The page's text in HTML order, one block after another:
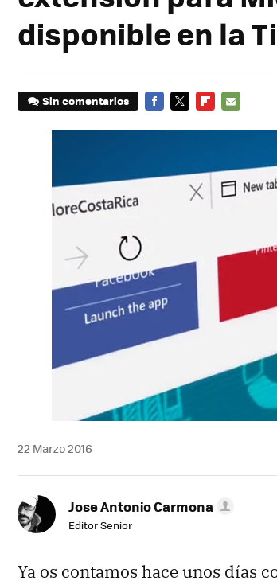
disponible en la
Sin comentarios
22 Marzo 2016
Jose Antonio Carmona
Editor Senior
Ya os contamos hace unos días